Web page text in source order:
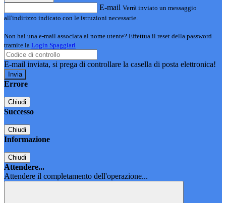
E-mail Verrà inviato un messaggio
all'indirizzo indicato con le istruzioni necessarie.
Non hai una e-mail associata al nome utente? Effettua il reset della password
tramite la Login Spaggiari
E-mail inviata, si prega di controllare la casella di posta elettronica!
Errore
Chiudi
Successo
Chiudi
Informazione
Chiudi
Attendere...
Attendere il completamento dell'operazione...